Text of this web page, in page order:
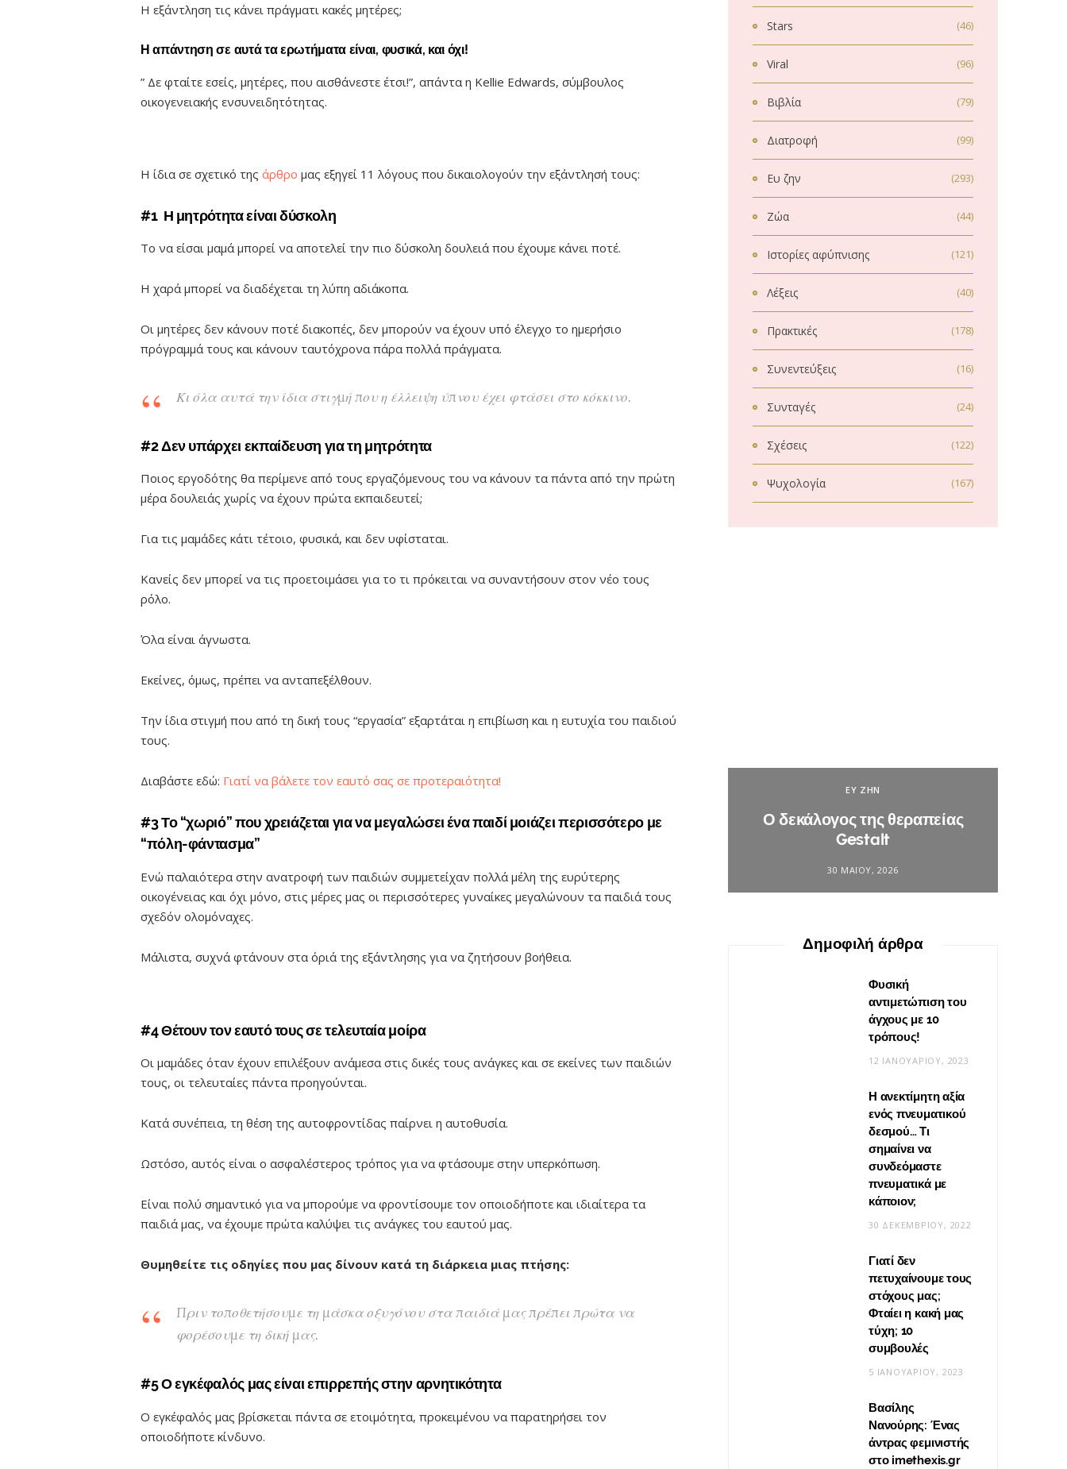
Η εξάντληση τις κάνει πράγματι κακές μητέρες;
Η απάντηση σε αυτά τα ερωτήματα είναι, φυσικά, και όχι!
” Δε φταίτε εσείς, μητέρες, που αισθάνεστε έτσι!”, απάντα η Kellie Edwards, σύμβουλος
οικογενειακής ενσυνειδητότητας.
Η ίδια σε σχετικό της άρθρο μας εξηγεί 11 λόγους που δικαιολογούν την εξάντλησή τους:
#1 Η μητρότητα είναι δύσκολη
Το να είσαι μαμά μπορεί να αποτελεί την πιο δύσκολη δουλειά που έχουμε κάνει ποτέ.
Η χαρά μπορεί να διαδέχεται τη λύπη αδιάκοπα.
Οι μητέρες δεν κάνουν ποτέ διακοπές, δεν μπορούν να έχουν υπό έλεγχο το ημερήσιο
πρόγραμμά τους και κάνουν ταυτόχρονα πάρα πολλά πράγματα.
Κι όλα αυτά την ίδια στιγμή που η έλλειψη ύπνου έχει φτάσει στο κόκκινο.
#2 Δεν υπάρχει εκπαίδευση για τη μητρότητα
Ποιος εργοδότης θα περίμενε από τους εργαζόμενους του να κάνουν τα πάντα από την πρώτη
μέρα δουλειάς χωρίς να έχουν πρώτα εκπαιδευτεί;
Για τις μαμάδες κάτι τέτοιο, φυσικά, και δεν υφίσταται.
Κανείς δεν μπορεί να τις προετοιμάσει για το τι πρόκειται να συναντήσουν στον νέο τους
ρόλο.
Όλα είναι άγνωστα.
Εκείνες, όμως, πρέπει να ανταπεξέλθουν.
Την ίδια στιγμή που από τη δική τους “εργασία” εξαρτάται η επιβίωση και η ευτυχία του παιδιού
τους.
Διαβάστε εδώ: Γιατί να βάλετε τον εαυτό σας σε προτεραιότητα!
#3 Το “χωριό” που χρειάζεται για να μεγαλώσει ένα παιδί μοιάζει περισσότερο με
“πόλη-φάντασμα”
Ενώ παλαιότερα στην ανατροφή των παιδιών συμμετείχαν πολλά μέλη της ευρύτερης
οικογένειας και όχι μόνο, στις μέρες μας οι περισσότερες γυναίκες μεγαλώνουν τα παιδιά τους
σχεδόν ολομόναχες.
Μάλιστα, συχνά φτάνουν στα όριά της εξάντλησης για να ζητήσουν βοήθεια.
#4 Θέτουν τον εαυτό τους σε τελευταία μοίρα
Οι μαμάδες όταν έχουν επιλέξουν ανάμεσα στις δικές τους ανάγκες και σε εκείνες των παιδιών
τους, οι τελευταίες πάντα προηγούνται.
Κατά συνέπεια, τη θέση της αυτοφροντίδας παίρνει η αυτοθυσία.
Ωστόσο, αυτός είναι ο ασφαλέστερος τρόπος για να φτάσουμε στην υπερκόπωση.
Είναι πολύ σημαντικό για να μπορούμε να φροντίσουμε τον οποιοδήποτε και ιδιαίτερα τα
παιδιά μας, να έχουμε πρώτα καλύψει τις ανάγκες του εαυτού μας.
Θυμηθείτε τις οδηγίες που μας δίνουν κατά τη διάρκεια μιας πτήσης:
Πριν τοποθετήσουμε τη μάσκα οξυγόνου στα παιδιά μας πρέπει πρώτα να
φορέσουμε τη δική μας.
#5 Ο εγκέφαλός μας είναι επιρρεπής στην αρνητικότητα
Ο εγκέφαλός μας βρίσκεται πάντα σε ετοιμότητα, προκειμένου να παρατηρήσει τον
οποιοδήποτε κίνδυνο.
Stars (46)
Viral (96)
Βιβλία (79)
Διατροφή (99)
Ευ ζην (293)
Ζώα (44)
Ιστορίες αφύπνισης (121)
Λέξεις (40)
Πρακτικές (178)
Συνεντεύξεις (16)
Συνταγές (24)
Σχέσεις (122)
Ψυχολογία (167)
Ποια λάθη καταστρέφουν την
20 ΑΠΡΙΛΊΟΥ, 2026
ΕΥ ΖΗΝ
Ο δεκάλογος της θεραπείας
Gestalt
30 ΜΑΪ́ΟΥ, 2026
Δημοφιλή άρθρα
Φυσική
αντιμετώπιση του
άγχους με 10
τρόπους!
12 ΙΑΝΟΥΑΡΊΟΥ, 2023
Η ανεκτίμητη αξία
ενός πνευματικού
δεσμού… Τι
σημαίνει να
συνδεόμαστε
πνευματικά με
κάποιον;
30 ΔΕΚΕΜΒΡΊΟΥ, 2022
Γιατί δεν
πετυχαίνουμε τους
στόχους μας;
Φταίει η κακή μας
τύχη; 10
συμβουλές
5 ΙΑΝΟΥΑΡΊΟΥ, 2023
Βασίλης
Νανούρης: Ένας
άντρας φεμινιστής
στο imethexis.gr